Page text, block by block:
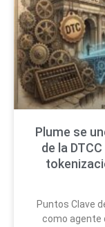
Plume se
de la
Puntos Clave
como agente